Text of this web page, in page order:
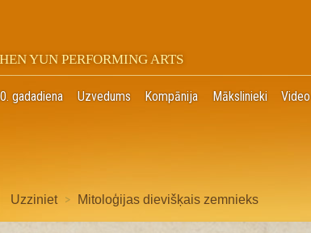
YUN PERFORMING ARTS
gadadiena Uzvedums Kompānija Mākslinieki Video
Uzziniet > Mitoloģijas dievišķais zemnieks